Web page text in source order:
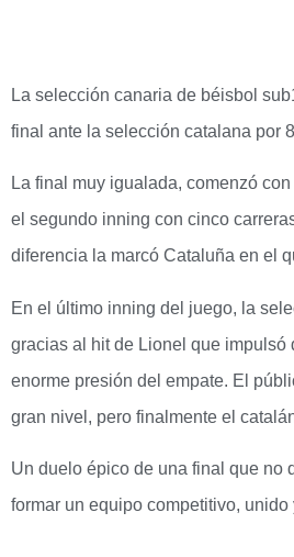
La selección canaria de béisbol
final ante la selección catalana por
La final muy igualada, comenzó
el segundo inning con cinco
diferencia la marcó Cataluña en el
En el último inning del juego, la
gracias al hit de Lionel que impulsó
enorme presión del empate. El
gran nivel, pero finalmente el
Un duelo épico de una final que no
formar un equipo competitivo,